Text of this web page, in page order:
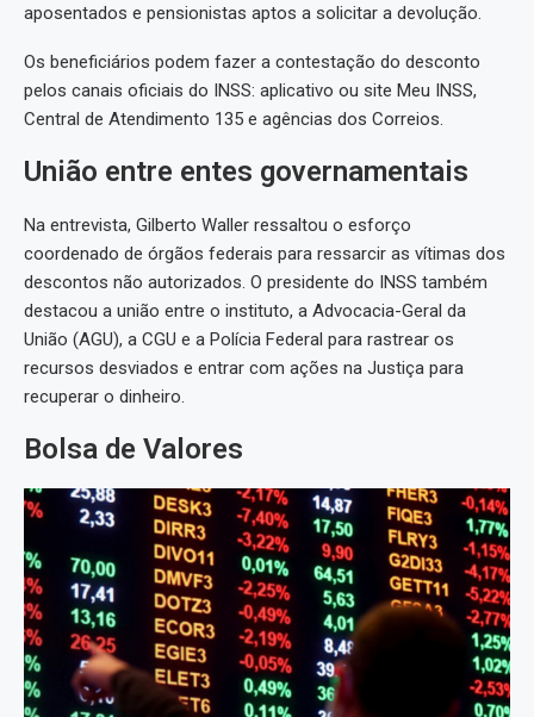
aposentados e pensionistas aptos a solicitar a devolução.
Os beneficiários podem fazer a contestação do desconto
pelos canais oficiais do INSS: aplicativo ou site Meu INSS,
Central de Atendimento 135 e agências dos Correios.
União entre entes governamentais
Na entrevista, Gilberto Waller ressaltou o esforço
coordenado de órgãos federais para ressarcir as vítimas dos
descontos não autorizados. O presidente do INSS também
destacou a união entre o instituto, a Advocacia-Geral da
União (AGU), a CGU e a Polícia Federal para rastrear os
recursos desviados e entrar com ações na Justiça para
recuperar o dinheiro.
Bolsa de Valores